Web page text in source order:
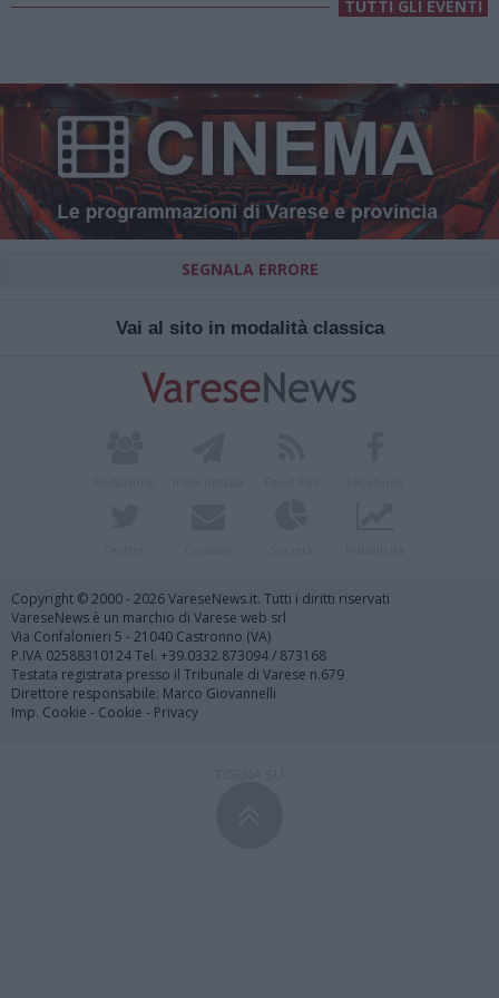
TUTTI GLI EVENTI
SEGNALA ERRORE
Vai al sito in modalità classica
Copyright © 2000 - 2026 VareseNews.it. Tutti i diritti riservati
VareseNews è un marchio di Varese web srl
Via Confalonieri 5 - 21040 Castronno (VA)
P.IVA 02588310124 Tel. +39.0332.873094 / 873168
Testata registrata presso il Tribunale di Varese n.679
Direttore responsabile: Marco Giovannelli
Imp. Cookie - Cookie - Privacy